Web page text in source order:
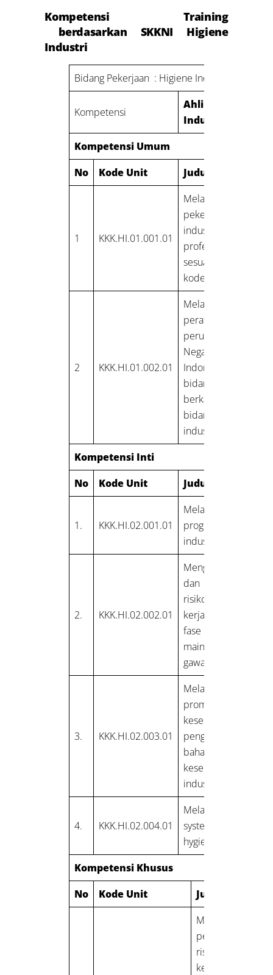
Kompetensi Training
berdasarkan SKKNI Higiene
Industri
Bidang Pekerjaan : Higiene Industri
Kompetensi
Ahli
Industri Muda
Kompetensi Umum
No
Kode Unit Judul Unit
1 KKK.HI.01.001.01
Melakukan
pekerjaan hygiene
industry secara
professional yang
sesuai dengan
kode etik profesi
2 KKK.HI.01.002.01
Melaksanakan
peraturan dan
perundangan
Negara Republik
Indonesia di
bidang K3 yang
berkaitan dengan
bidang hygiene
industri
Kompetensi Inti
No
Kode Unit Judul Unit
1. KKK.HI.02.001.01
Melaksanakan
program hygiene
industri
2. KKK.HI.02.002.01
Mengantisipasi
dan mengenal
risiko kesehatan
kerja pada saat
fase operasi,
maintenance dan
gawat darurat
3. KKK.HI.02.003.01
Melakukan
promosi
kesehatan tentang
pengetahuan
bahaya risiko
kesehatan di
industri
4. KKK.HI.02.004.01
Melakukan aplikasi
system informasi
hygiene industri
Kompetensi Khusus
No
Kode Unit Judul Unit
Melakukan
pengukuran
risiko
kesehatan kerja